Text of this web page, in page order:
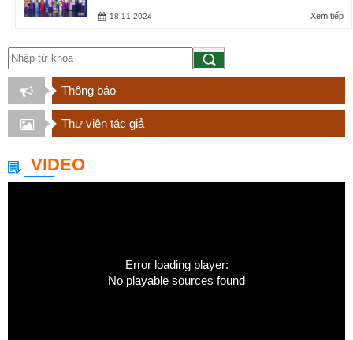
Xem tiếp
18-11-2024
Thông báo
Thư viện tác giả
VIDEO
Error loading player:
No playable sources found